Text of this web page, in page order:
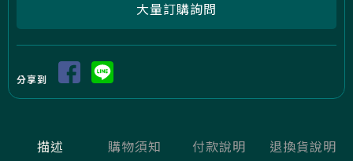
大量訂購詢問
分享到
描述 購物須知 付款說明 退換貨說明